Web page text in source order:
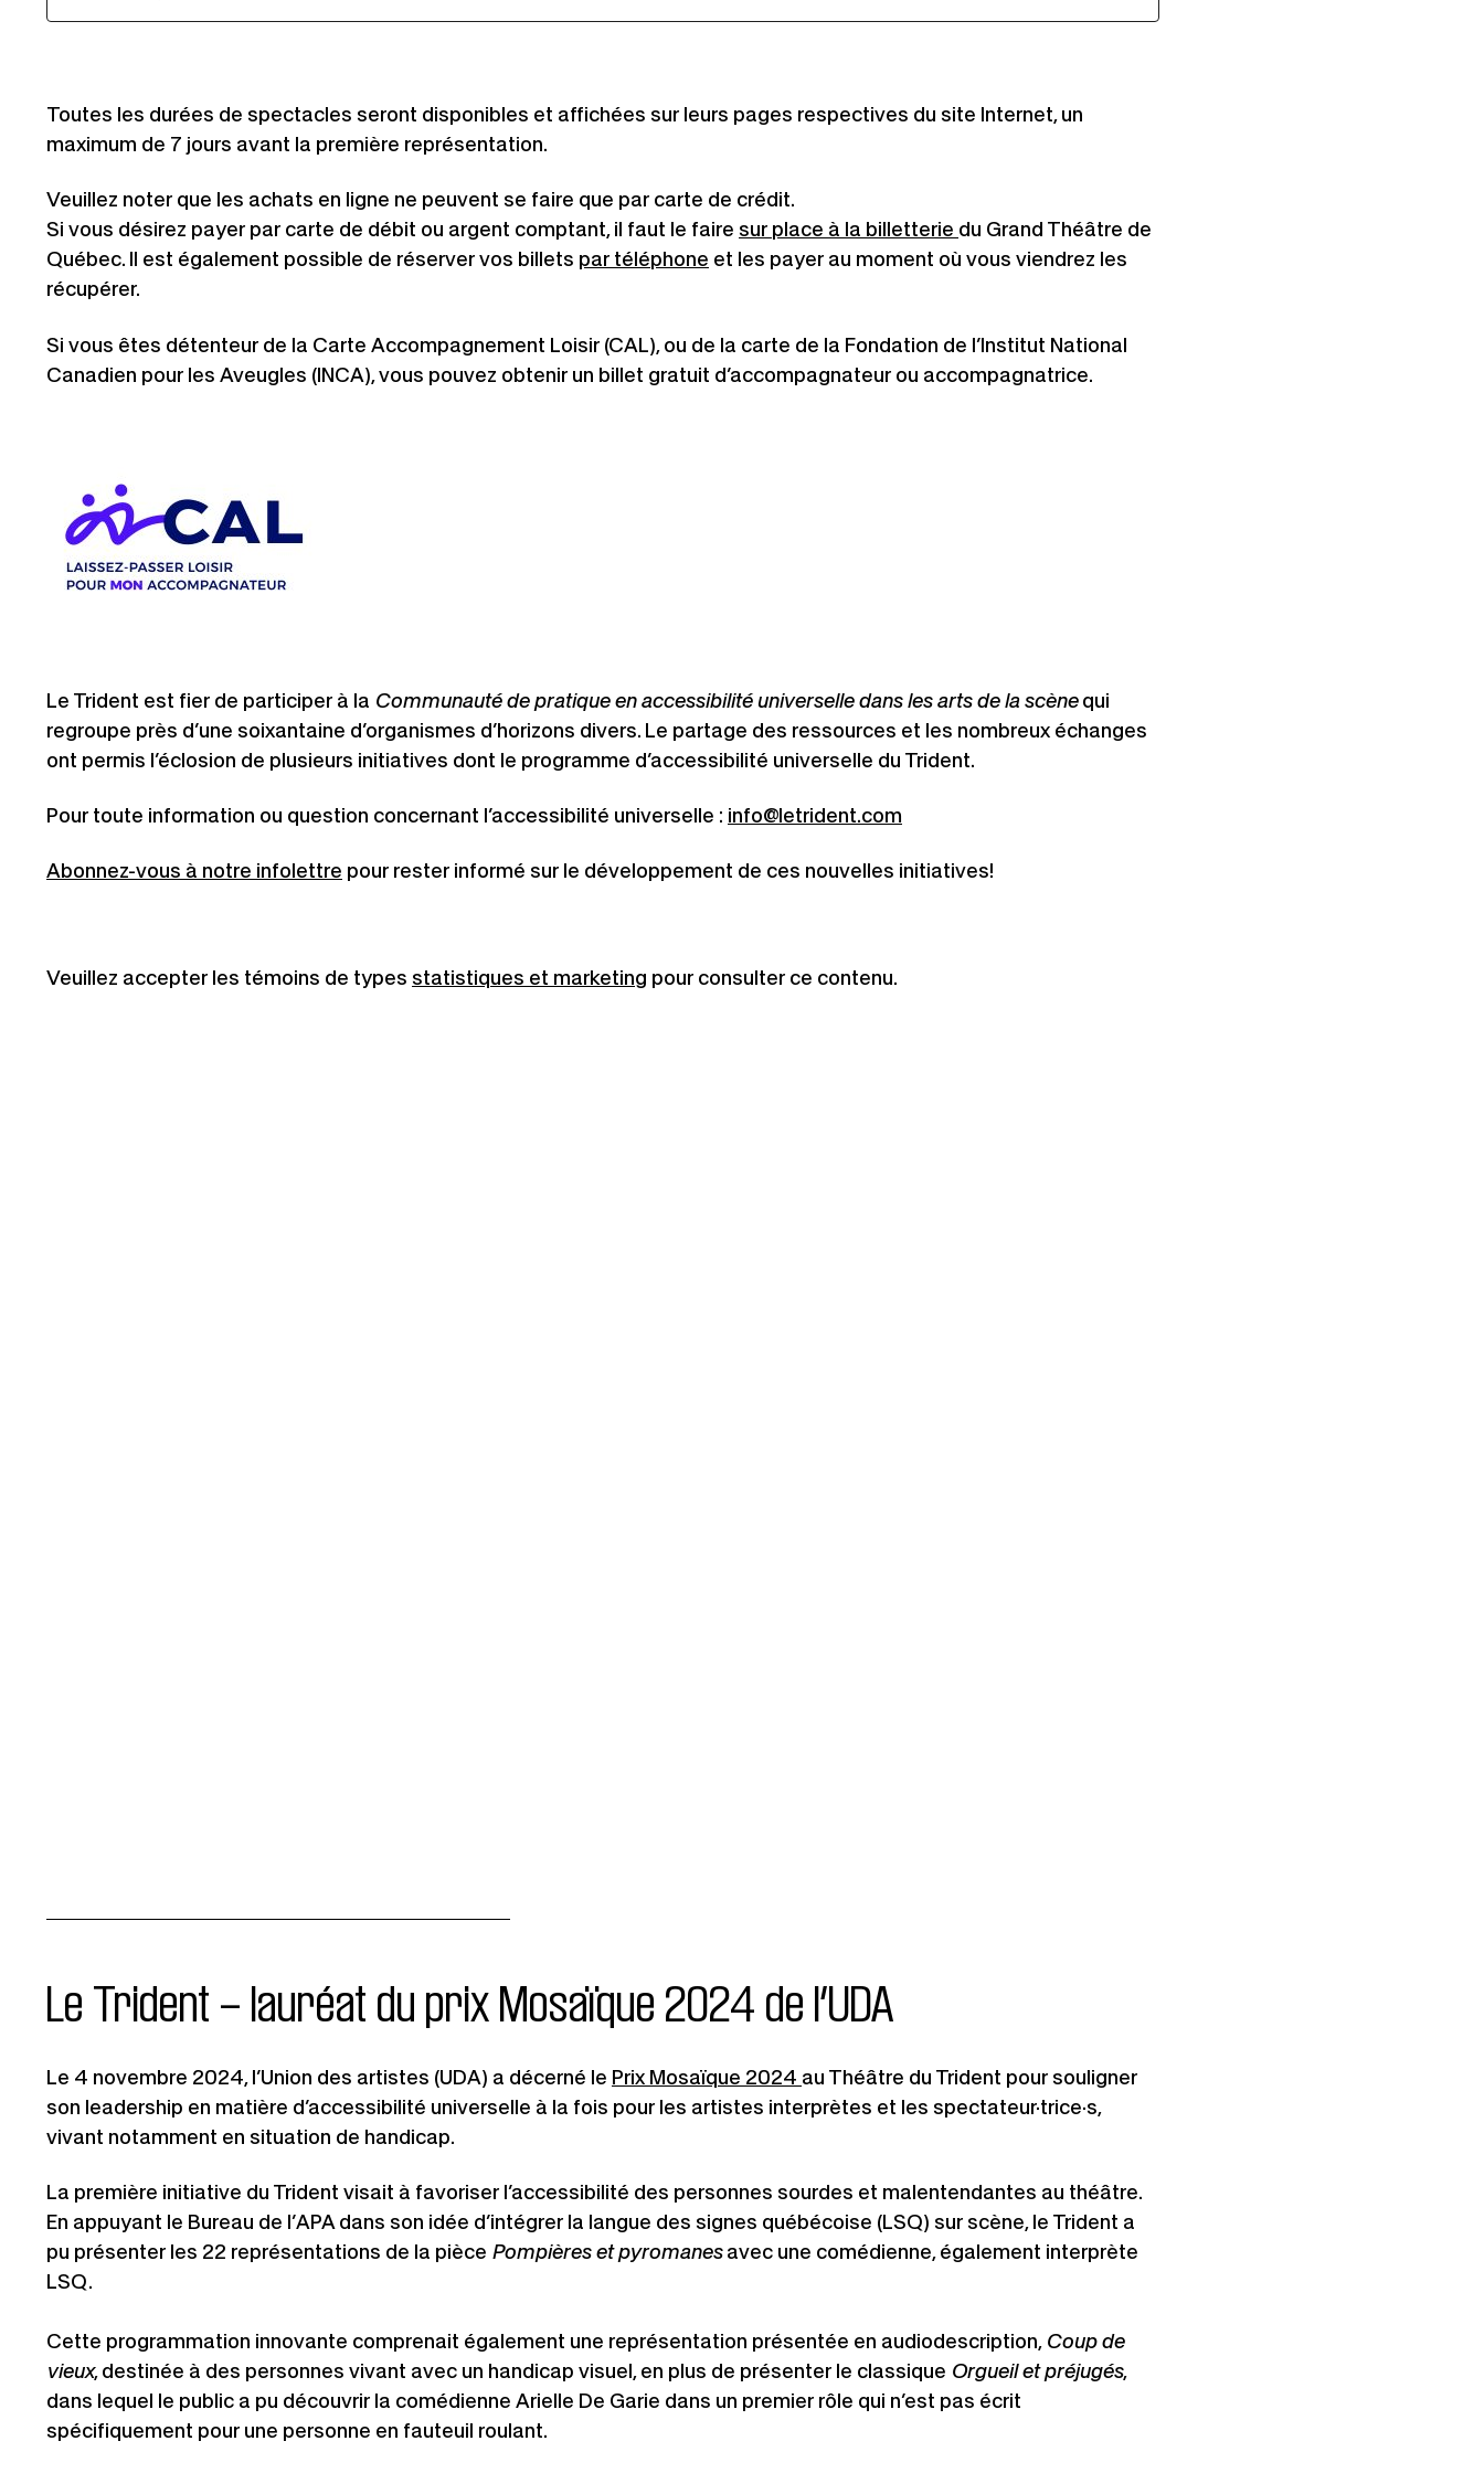
saison 2026-2027 sera annoncé ultérieurement.
lien
nouvelle
fenêtre
de prix « payez ce que vous pouvez » pour toutes les représentations de chacune des productions de
de la saison 2026-2027, à compter du premier vendredi.
Maximum de deux billets par personne
Toutes les durées de spectacles seront disponibles et affichées sur leurs pages respectives du site Internet, un
maximum de 7 jours avant la première représentation.
Veuillez noter que les achats en ligne ne peuvent se faire que par carte de crédit.
Si vous désirez payer par carte de débit ou argent comptant, il faut le faire sur place à la billetterie Ce
lien
une
nouvelle
du Grand Théâtre de
Québec. Il est également possible de réserver vos billets par téléphone et les payer au moment où vous viendrez les
récupérer.
Si vous êtes détenteur de la Carte Accompagnement Loisir (CAL), ou de la carte de la Fondation de l’Institut National
Canadien pour les Aveugles (INCA), vous pouvez obtenir un billet gratuit d’accompagnateur ou accompagnatrice.
Le Trident est fier de participer à la Communauté de pratique en accessibilité universelle dans les arts de la scènequi
regroupe près d’une soixantaine d’organismes d’horizons divers. Le partage des ressources et les nombreux échanges
ont permis l’éclosion de plusieurs initiatives dont le programme d’accessibilité universelle du Trident.
Pour toute information ou question concernant l’accessibilité universelle : info@letrident.com
s'ouvrira
Abonnez-vous à notre infolettre pour rester informé sur le développement de ces nouvelles initiatives!
Veuillez accepter les témoins de types statistiques et marketing pour consulter ce contenu.
Le Trident – lauréat du prix Mosaïque 2024 de l’UDA
Le 4 novembre 2024, l’Union des artistes (UDA) a décerné le Prix Mosaïque 2024 Ce
lien
une
nouvelle
fenêtre
au Théâtre du Trident pour souligner
son leadership en matière d’accessibilité universelle à la fois pour les artistes interprètes et les spectateur·trice·s,
vivant notamment en situation de handicap.
La première initiative du Trident visait à favoriser l’accessibilité des personnes sourdes et malentendantes au théâtre.
En appuyant le Bureau de l’APA dans son idée d’intégrer la langue des signes québécoise (LSQ) sur scène, le Trident a
pu présenter les 22 représentations de la pièce Pompières et pyromanesavec une comédienne, également interprète
LSQ.
Cette programmation innovante comprenait également une représentation présentée en audiodescription, Coup de
vieux, destinée à des personnes vivant avec un handicap visuel, en plus de présenter le classique Orgueil et préjugés,
dans lequel le public a pu découvrir la comédienne Arielle De Garie dans un premier rôle qui n’est pas écrit
spécifiquement pour une personne en fauteuil roulant.